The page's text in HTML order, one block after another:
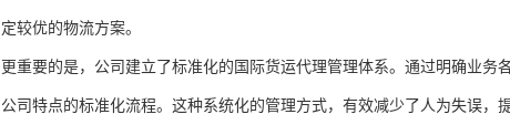
定较优的物流方案。
更重要的是，公司建立了标准化的国际货运代理管理体系。通过明确业
公司特点的标准化流程。这种系统化的管理方式，有效减少了人为失误